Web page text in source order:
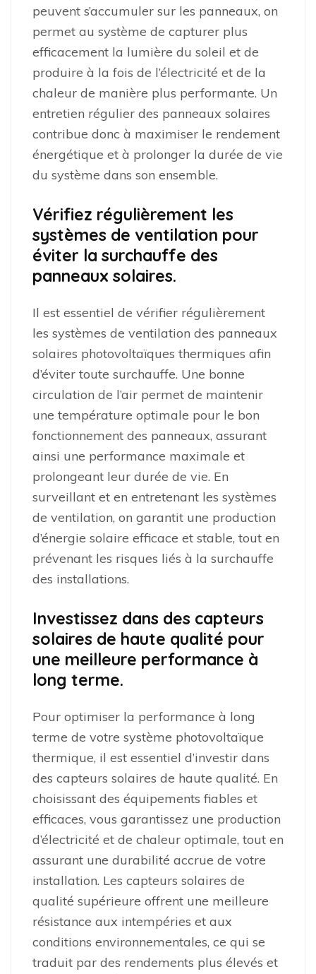
peuvent s’accumuler sur les panneaux, on
permet au système de capturer plus
efficacement la lumière du soleil et de
produire à la fois de l’électricité et de la
chaleur de manière plus performante. Un
entretien régulier des panneaux solaires
contribue donc à maximiser le rendement
énergétique et à prolonger la durée de vie
du système dans son ensemble.
Vérifiez régulièrement les
systèmes de ventilation pour
éviter la surchauffe des
panneaux solaires.
Il est essentiel de vérifier régulièrement
les systèmes de ventilation des panneaux
solaires photovoltaïques thermiques afin
d’éviter toute surchauffe. Une bonne
circulation de l’air permet de maintenir
une température optimale pour le bon
fonctionnement des panneaux, assurant
ainsi une performance maximale et
prolongeant leur durée de vie. En
surveillant et en entretenant les systèmes
de ventilation, on garantit une production
d’énergie solaire efficace et stable, tout en
prévenant les risques liés à la surchauffe
des installations.
Investissez dans des capteurs
solaires de haute qualité pour
une meilleure performance à
long terme.
Pour optimiser la performance à long
terme de votre système photovoltaïque
thermique, il est essentiel d’investir dans
des capteurs solaires de haute qualité. En
choisissant des équipements fiables et
efficaces, vous garantissez une production
d’électricité et de chaleur optimale, tout en
assurant une durabilité accrue de votre
installation. Les capteurs solaires de
qualité supérieure offrent une meilleure
résistance aux intempéries et aux
conditions environnementales, ce qui se
traduit par des rendements plus élevés et